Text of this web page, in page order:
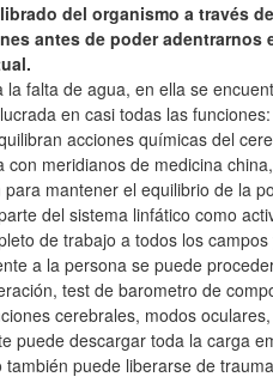
del organismo a través
antes de poder
falta de agua, en ella se
en casi todas las
acciones químicas del
meridianos de medicina
mantener el equilibrio de la
del sistema linfático como
de trabajo a todos los campos
a la persona se puede
test de barometro de
cerebrales, modos
puede descargar toda la carga
puede liberarse de